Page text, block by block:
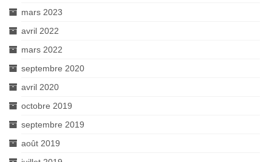
mars 2023
avril 2022
mars 2022
septembre 2020
avril 2020
octobre 2019
septembre 2019
août 2019